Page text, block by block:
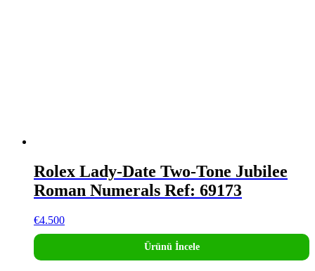
Rolex Lady-Date Two-Tone Jubilee
Roman Numerals Ref: 69173
€4.500
Ürünü İncele